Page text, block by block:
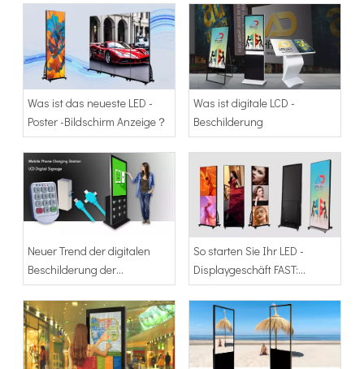
Adhaiwell verwenden？
revolutionieren kann
Was ist das neueste LED -
Poster -Bildschirm Anzeige？
Was ist digitale LCD -
Beschilderung
Neuer Trend der digitalen
Beschilderung der
Mobiltelefonladestation
So starten Sie Ihr LED -
Displaygeschäft FAST:
Ultimate Guide mit 80 'LED -
Poster -Bildschirmanzeige